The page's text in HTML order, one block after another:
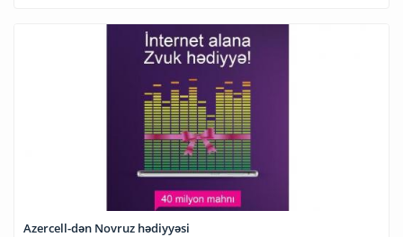
Azercell-dən Novruz hədiyyəsi